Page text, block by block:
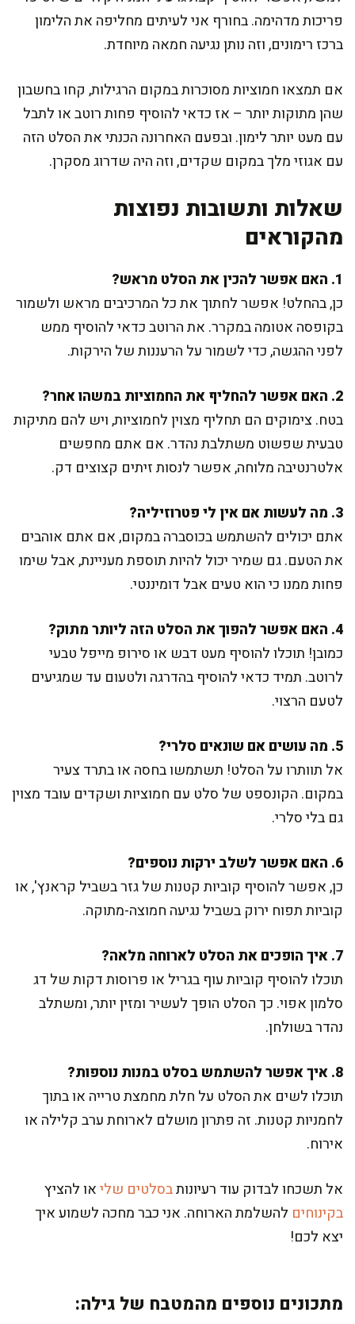
פריכות מדהימה. בחורף אני לעיתים מחליפה את הלימון
ברכז רימונים, וזה נותן נגיעה חמאה מיוחדת.
אם תמצאו חמוציות מסוכרות במקום הרגילות, קחו בחשבון
שהן מתוקות יותר – אז כדאי להוסיף פחות רוטב או לתבל
עם מעט יותר לימון. ובפעם האחרונה הכנתי את הסלט הזה
עם אגוזי מלך במקום שקדים, וזה היה שדרוג מסקרן.
שאלות ותשובות נפוצות
מהקוראים
1. האם אפשר להכין את הסלט מראש?
כן, בהחלט! אפשר לחתוך את כל המרכיבים מראש ולשמור
בקופסה אטומה במקרר. את הרוטב כדאי להוסיף ממש
לפני ההגשה, כדי לשמור על הרעננות של הירקות.
2. האם אפשר להחליף את החמוציות במשהו אחר?
בטח. צימוקים הם תחליף מצוין לחמוציות, ויש להם מתיקות
טבעית שפשוט משתלבת נהדר. אם אתם מחפשים
אלטרנטיבה מלוחה, אפשר לנסות זיתים קצוצים דק.
3. מה לעשות אם אין לי פטרוזיליה?
אתם יכולים להשתמש בכוסברה במקום, אם אתם אוהבים
את הטעם. גם שמיר יכול להיות תוספת מעניינת, אבל שימו
פחות ממנו כי הוא טעים אבל דומיננטי.
4. האם אפשר להפוך את הסלט הזה ליותר מתוק?
כמובן! תוכלו להוסיף מעט דבש או סירופ מייפל טבעי
לרוטב. תמיד כדאי להוסיף בהדרגה ולטעום עד שמגיעים
לטעם הרצוי.
5. מה עושים אם שונאים סלרי?
אל תוותרו על הסלט! תשתמשו בחסה או בתרד צעיר
במקום. הקונספט של סלט עם חמוציות ושקדים עובד מצוין
גם בלי סלרי.
6. האם אפשר לשלב ירקות נוספים?
כן, אפשר להוסיף קוביות קטנות של גזר בשביל קראנץ', או
קוביות תפוח ירוק בשביל נגיעה חמוצה-מתוקה.
7. איך הופכים את הסלט לארוחה מלאה?
תוכלו להוסיף קוביות עוף בגריל או פרוסות דקות של דג
סלמון אפוי. כך הסלט הופך לעשיר ומזין יותר, ומשתלב
נהדר בשולחן.
8. איך אפשר להשתמש בסלט במנות נוספות?
תוכלו לשים את הסלט על חלת מחמצת טרייה או בתוך
לחמניות קטנות. זה פתרון מושלם לארוחת ערב קלילה או
אירוח.
אל תשכחו לבדוק עוד רעיונותבסלטים שליאו להציץ
בקינוחים להשלמת הארוחה. אני כבר מחכה לשמוע איך
יצא לכם!
מתכונים נוספים מהמטבח של גילה: